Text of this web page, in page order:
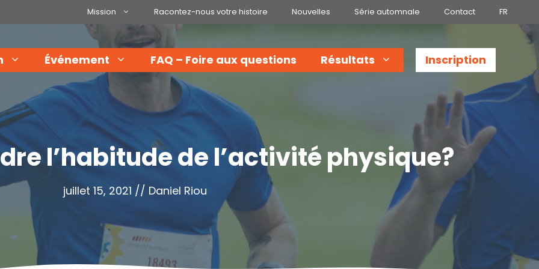
Mission Racontez-nous votre histoire Nouvelles Série automnale Contact FR
Événement FAQ – Foire aux questions Résultats Inscription
l’habitude de l’activité physique?
juillet 15, 2021 // Daniel Riou